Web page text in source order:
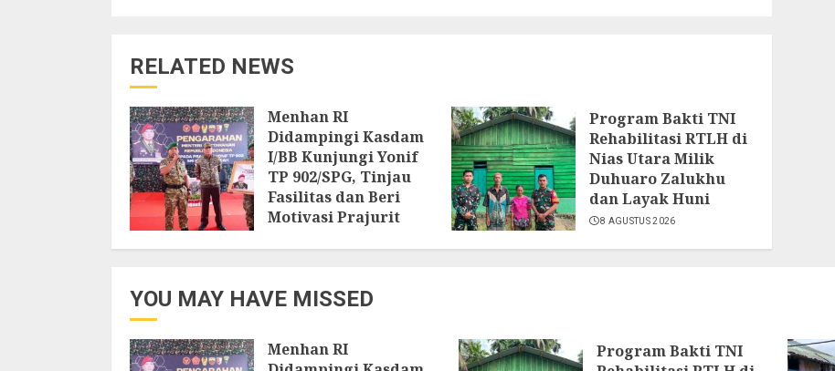
RELATED NEWS
Menhan RI
Didampingi Kasdam
I/BB Kunjungi Yonif
TP 902/SPG, Tinjau
Fasilitas dan Beri
Motivasi Prajurit
Program Bakti TNI
Rehabilitasi RTLH di
Nias Utara Milik
Duhuaro Zalukhu
dan Layak Huni
8 AGUSTUS 2026
YOU MAY HAVE MISSED
Menhan RI
Program Bakti TNI